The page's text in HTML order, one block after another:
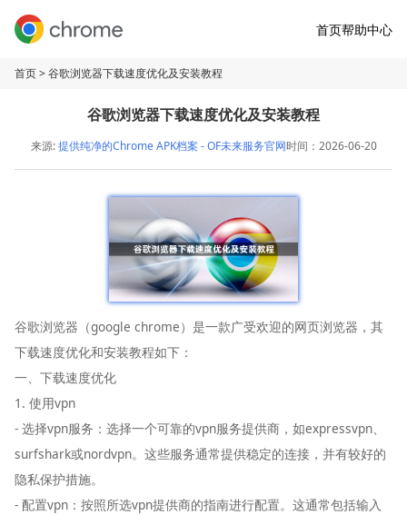
首页帮助中心
首页> 谷歌浏览器下载速度优化及安装教程
谷歌浏览器下载速度优化及安装教程
来源:提供纯净的Chrome APK档案 - OF未来服务官网时间：2026-06-20
谷歌浏览器（google chrome）是一款广受欢迎的网页浏览器，其
下载速度优化和安装教程如下：
一、下载速度优化
1. 使用vpn
- 选择vpn服务：选择一个可靠的vpn服务提供商，如expressvpn、
surfshark或nordvpn。这些服务通常提供稳定的连接，并有较好的
隐私保护措施。
- 配置vpn：按照所选vpn提供商的指南进行配置。这通常包括输入